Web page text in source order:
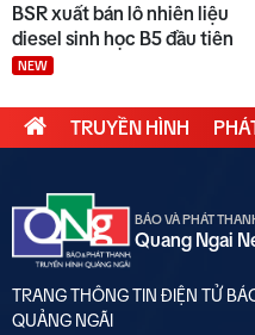
BSR xuất bán lô nhiên liệu
diesel sinh học B5 đầu tiên
NEW
TRUYỀN HÌNH
BÁO VÀ PHÁT
Quang Ngai
TRANG THÔNG TIN ĐIỆN TỬ
QUẢNG NGÃI